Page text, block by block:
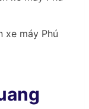
xe máy Phú